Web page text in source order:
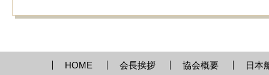
HOME 会長挨拶 協会概要 日本